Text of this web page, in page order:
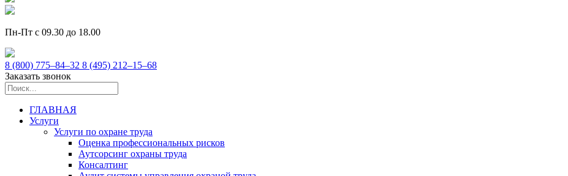
Пн-Пт с 09.30 до 18.00
8 (800) 775–84–32 8 (495) 212–15–68
Заказать звонок
ГЛАВНАЯ
Услуги
Услуги по охране труда
Оценка профессиональных рисков
Аутсорсинг охраны труда
Консалтинг